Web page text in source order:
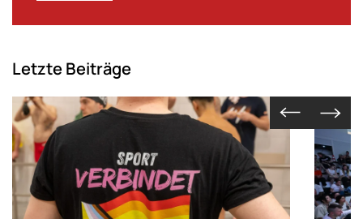
Letzte Beiträge